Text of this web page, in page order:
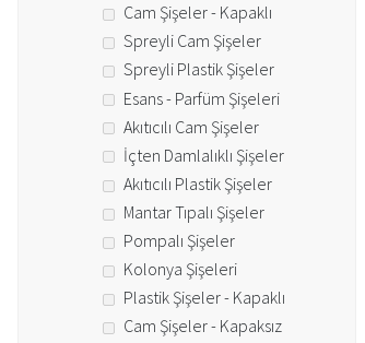
Cam Şişeler - Kapaklı
Spreyli Cam Şişeler
Spreyli Plastik Şişeler
Esans - Parfüm Şişeleri
Akıtıcılı Cam Şişeler
İçten Damlalıklı Şişeler
Akıtıcılı Plastik Şişeler
Mantar Tıpalı Şişeler
Pompalı Şişeler
Kolonya Şişeleri
Plastik Şişeler - Kapaklı
Cam Şişeler - Kapaksız